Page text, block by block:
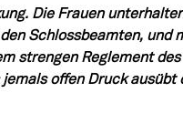
Die Frauen
Schlossbeamten, und
strengen Reglement des
jemals offen Druck ausübt